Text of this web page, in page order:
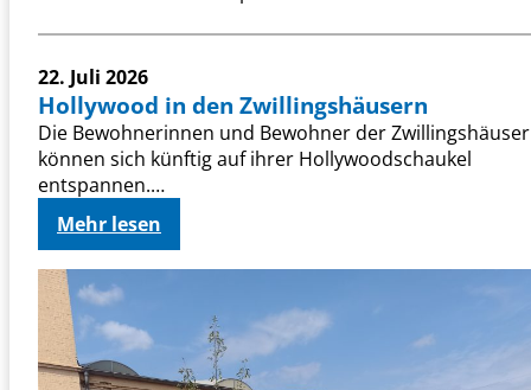
d
r
W
p
o
i
c
l
22. Juli 2026
Hollywood in den Zwillingshäusern
Die Bewohnerinnen und Bewohner der Zwillingshäuser
können sich künftig auf ihrer Hollywoodschaukel
entspannen.…
Mehr lesen
H
o
w